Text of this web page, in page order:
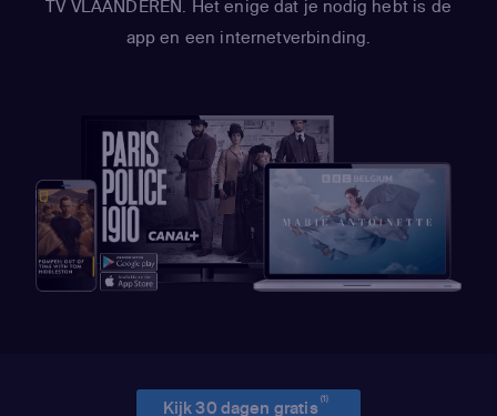
TV VLAANDEREN. Het enige dat je nodig hebt is de
app en een internetverbinding.
Kijk 30 dagen gratis(1)